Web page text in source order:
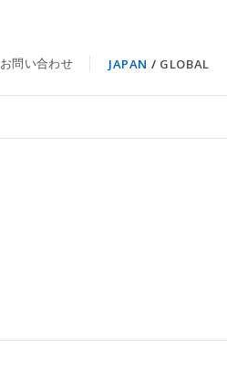
お問い合わせ JAPAN / GLOBAL